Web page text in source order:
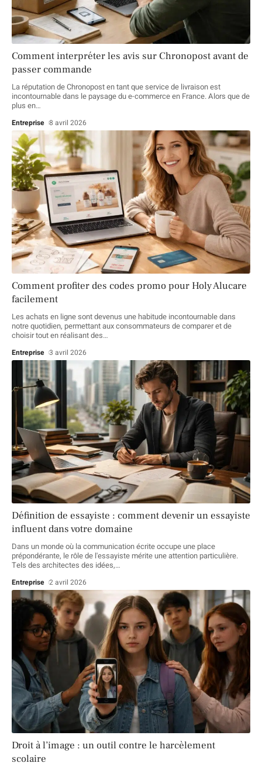
Comment interpréter les avis sur Chronopost avant de
passer commande
La réputation de Chronopost en tant que service de livraison est
incontournable dans le paysage du e-commerce en France. Alors que de
plus en…
Entreprise 8 avril 2026
Comment profiter des codes promo pour Holy Alucare
facilement
Les achats en ligne sont devenus une habitude incontournable dans
notre quotidien, permettant aux consommateurs de comparer et de
choisir tout en réalisant des…
Entreprise 3 avril 2026
Définition de essayiste : comment devenir un essayiste
influent dans votre domaine
Dans un monde où la communication écrite occupe une place
prépondérante, le rôle de l'essayiste mérite une attention particulière.
Tels des architectes des idées,…
Entreprise 2 avril 2026
Droit à l’image : un outil contre le harcèlement
scolaire